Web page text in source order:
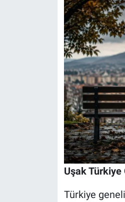
Uşak Türkiye
Türkiye